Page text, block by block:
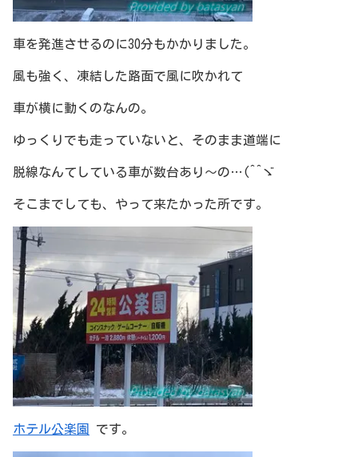
車を発進させるのに30分もかかりました。
風も強く、凍結した路面で風に吹かれて
車が横に動くのなんの。
ゆっくりでも走っていないと、そのまま道端に
脱線なんてしている車が数台あり～の…(^^ゞ
そこまでしても、やって来たかった所です。
ホテル公楽園 です。